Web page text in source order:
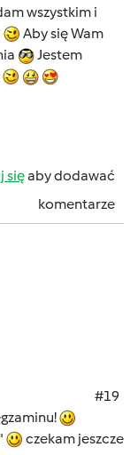
wszystkim i
Aby się Wam
Jestem
sięaby dodawać
komentarze
#19
czekam jeszcze